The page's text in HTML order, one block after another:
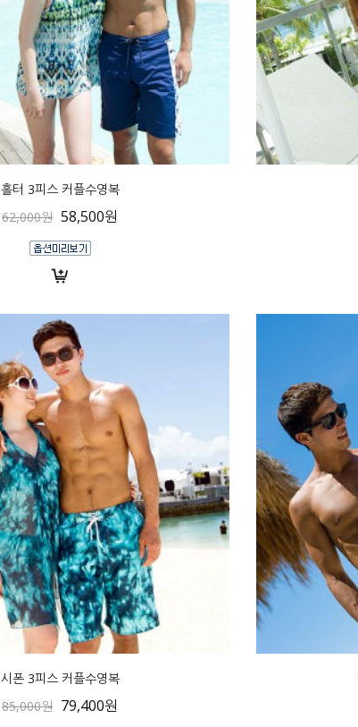
홀터 3피스 커플수영복
62,000원 58,500원
시폰 3피스 커플수영복
85,000원 79,400원